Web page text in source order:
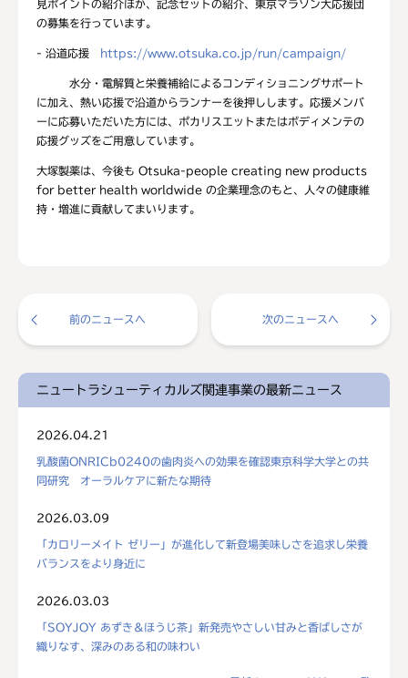
見ポイントの紹介ほか、記念セットの紹介、東京マラソン大応援団
の募集を行っています。
- 沿道応援 https://www.otsuka.co.jp/run/campaign/
水分・電解質と栄養補給によるコンディショニングサポート
に加え、熱い応援で沿道からランナーを後押しします。応援メンバ
ーに応募いただいた方には、ポカリスエットまたはボディメンテの
応援グッズをご用意しています。
大塚製薬は、今後も Otsuka-people creating new products
for better health worldwide の企業理念のもと、人々の健康維
持・増進に貢献してまいります。
前のニュースへ 次のニュースへ
ニュートラシューティカルズ関連事業の最新ニュース
2026.04.21
乳酸菌ONRICb0240の歯肉炎への効果を確認東京科学大学との共
同研究 オーラルケアに新たな期待
2026.03.09
「カロリーメイト ゼリー」が進化して新登場美味しさを追求し栄養
バランスをより身近に
2026.03.03
「SOYJOY あずき＆ほうじ茶」新発売やさしい甘みと香ばしさが
織りなす、深みのある和の味わい